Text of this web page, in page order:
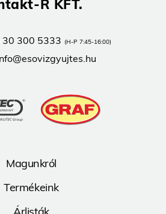
R KFT.
30 300 5333 (H-P 7:45-16:00)
Magunkról
Termékeink
Árlisták